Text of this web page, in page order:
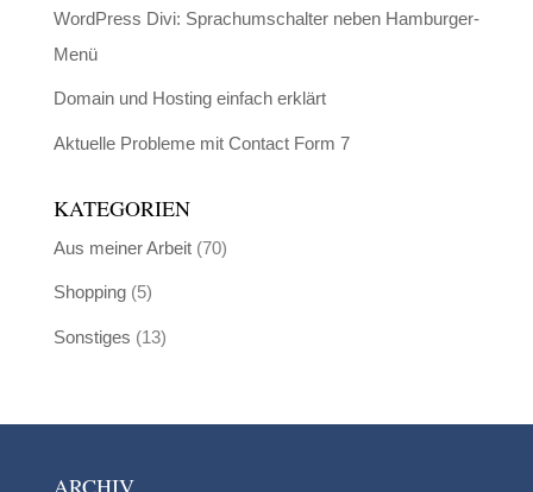
WordPress Divi: Sprachumschalter neben Hamburger-
Menü
Domain und Hosting einfach erklärt
Aktuelle Probleme mit Contact Form 7
KATEGORIEN
Aus meiner Arbeit(70)
Shopping(5)
Sonstiges (13)
ARCHIV